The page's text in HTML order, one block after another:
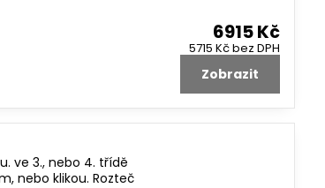
6915 Kč
5715 Kčbez DPH
Zobrazit
ve 3., nebo 4. třídě
nebo klikou. Rozteč